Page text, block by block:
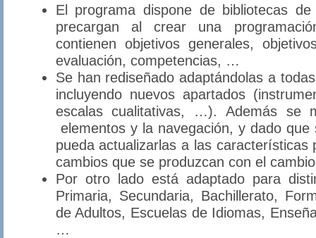
El programa dispone de bibliotecas
precargan al crear una
contienen objetivos generales,
evaluación, competencias, …
Se han rediseñado adaptándolas a
incluyendo nuevos apartados
escalas cualitativas, …). Además se
elementos y la navegación, y dado
pueda actualizarlas a las
cambios que se produzcan con el
Por otro lado está adaptado para
Primaria, Secundaria, Bachillerato,
de Adultos, Escuelas de Idiomas,
…